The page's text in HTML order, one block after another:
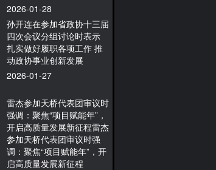
2026-01-28
孙开连在参加省政协十三届
四次会议分组讨论时表示
扎实做好履职各项工作 推
动政协事业创新发展
2026-01-27
雷杰参加天桥代表团审议时
强调：聚焦“项目赋能年”，
开启高质量发展新征程雷杰
参加天桥代表团审议时强
调：聚焦“项目赋能年”，开
启高质量发展新征程